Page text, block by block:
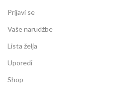
Prijavi se
Vaše narudžbe
Lista želja
Uporedi
Shop